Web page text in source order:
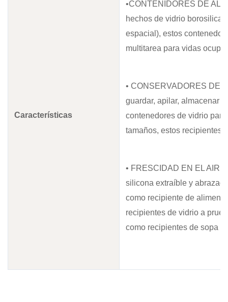
Características
•CONTENIDORES DE
hechos de vidrio
espacial), estos
multitarea para vidas
• CONSERVADORES DE
guardar, apilar, almacenar
contenedores de vidrio
tamaños, estos recipientes
• FRESCIDAD EN EL AIR:
silicona extraíble y
como recipiente de
recipientes de vidrio a
como recipientes de sopa